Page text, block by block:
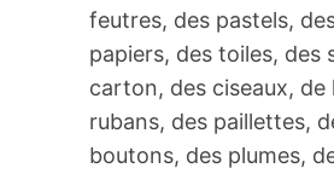
feutres, des pastels,
papiers, des toiles, des
carton, des ciseaux, de
rubans, des paillettes,
boutons, des plumes,